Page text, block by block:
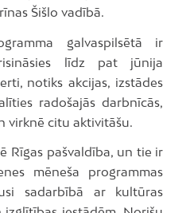
Šišlo vadībā.
galvaspilsētā ir
līdz pat jūnija
notiks akcijas, izstādes
radošajās darbnīcās,
virknē citu aktivitāšu.
Rīgas pašvaldība, un tie ir
mēneša programmas
sadarbībā ar kultūras